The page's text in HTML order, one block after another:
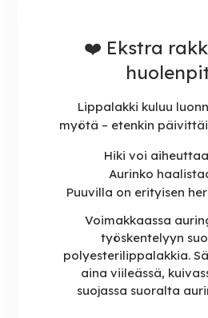
❤️ Ekstra
Lippalakki kuluu
myötä – etenkin
Hiki voi
Aurinko
Puuvilla on erityisen
Voimakkaassa
työskentelyyn
polyesterilippalakkia.
aina viileässä,
suojassa suoralta